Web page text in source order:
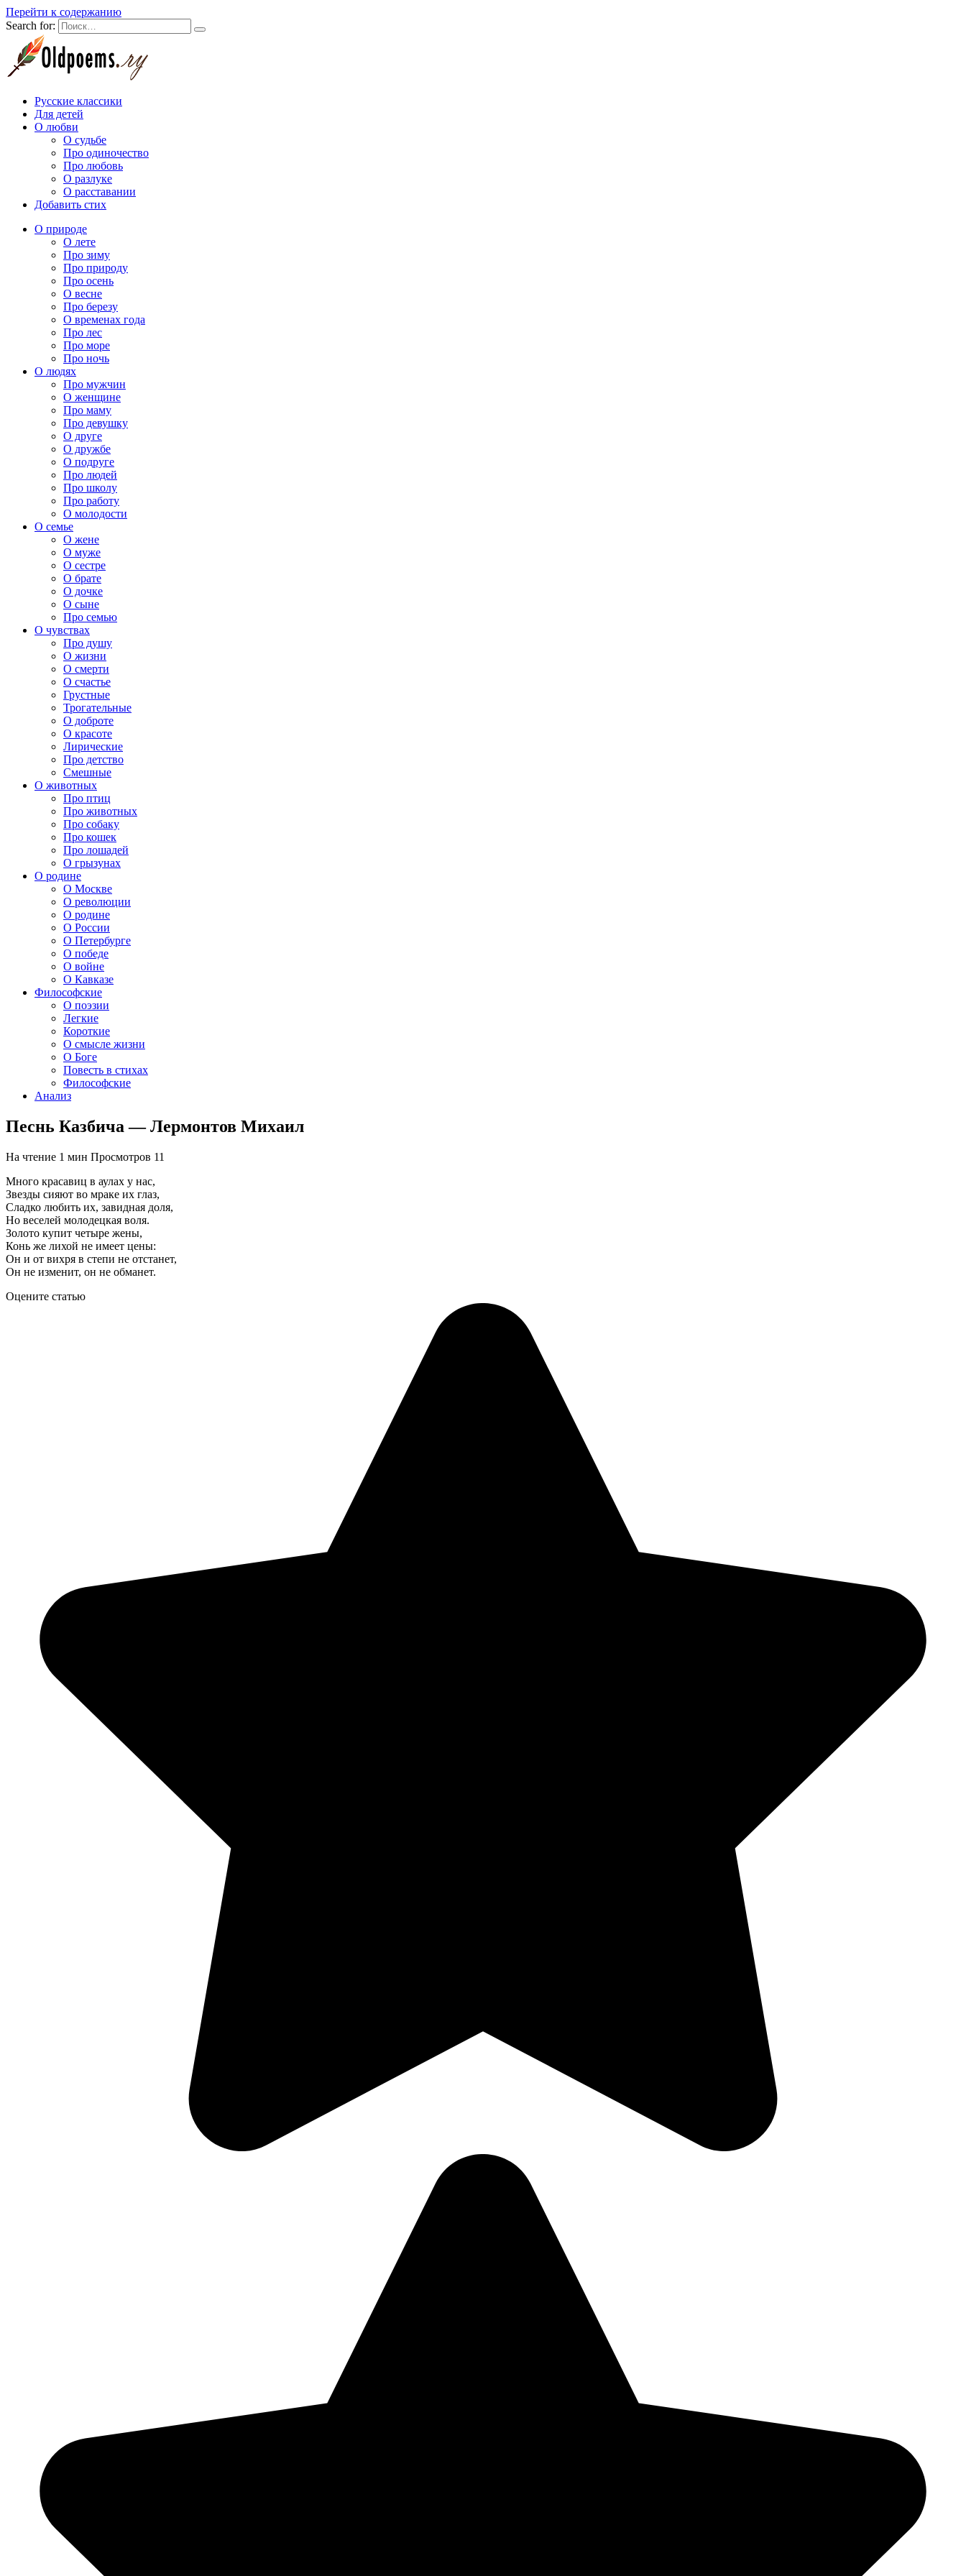
Перейти к содержанию
Search for:
Русские классики
Для детей
О любви
О судьбе
Про одиночество
Про любовь
О разлуке
О расставании
Добавить стих
О природе
О лете
Про зиму
Про природу
Про осень
О весне
Про березу
О временах года
Про лес
Про море
Про ночь
О людях
Про мужчин
О женщине
Про маму
Про девушку
О друге
О дружбе
О подруге
Про людей
Про школу
Про работу
О молодости
О семье
О жене
О муже
О сестре
О брате
О дочке
О сыне
Про семью
О чувствах
Про душу
О жизни
О смерти
О счастье
Грустные
Трогательные
О доброте
О красоте
Лирические
Про детство
Смешные
О животных
Про птиц
Про животных
Про собаку
Про кошек
Про лошадей
О грызунах
О родине
О Москве
О революции
О родине
О России
О Петербурге
О победе
О войне
О Кавказе
Философские
О поэзии
Легкие
Короткие
О смысле жизни
О Боге
Повесть в стихах
Философские
Анализ
Песнь Казбича — Лермонтов Михаил
На чтение 1 мин Просмотров 11
Много красавиц в аулах у нас,
Звезды сияют во мраке их глаз,
Сладко любить их, завидная доля,
Но веселей молодецкая воля.
Золото купит четыре жены,
Конь же лихой не имеет цены:
Он и от вихря в степи не отстанет,
Он не изменит, он не обманет.
Оцените статью